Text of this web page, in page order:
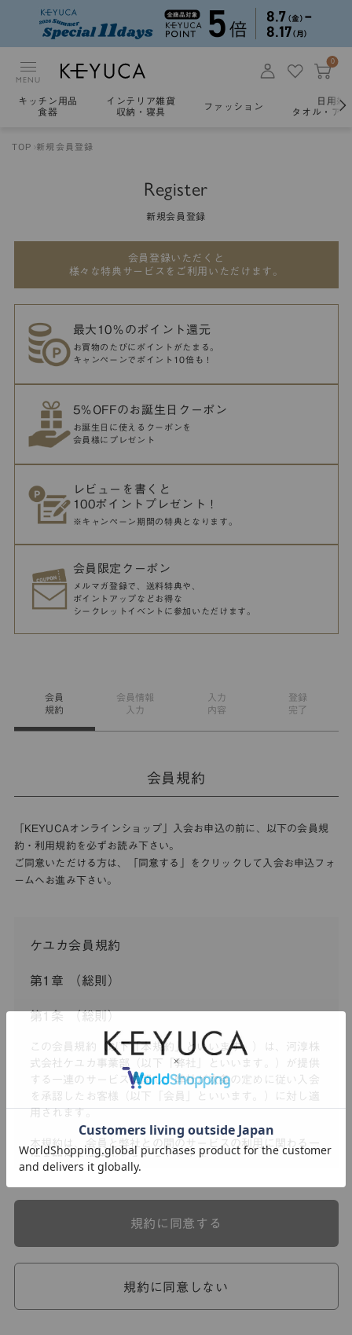
MENU
0
キッチン用品
食器
インテリア雑貨
収納・寝具
ファッション
日用雑
タオル・ア
TOP 新規会員登録
Register
新規会員登録
会員登録いただくと
様々な特典サービスをご利用いただけます。
最大10％のポイント還元
お買物のたびにポイントがたまる。
キャンペーンでポイント10倍も！
5％OFFのお誕生日クーポン
お誕生日に使えるクーポンを
会員様にプレゼント
レビューを書くと
100ポイントプレゼント！
※キャンペーン期間の特典となります。
会員限定クーポン
メルマガ登録で、送料特典や、
ポイントアップなどお得な
シークレットイベントに参加いただけます。
会員
規約
会員情報
入力
入力
内容
登録
完了
会員規約
「KEYUCAオンラインショップ」入会お申込の前に、以下の会員規
約・利用規約を必ずお読み下さい。
ご同意いただける方は、「同意する」をクリックして入会お申込フォ
ームへお進み下さい。
ケユカ会員規約
第1章 （総則）
第1条 （総則）
この会員規約（以下「本規約」といいます。）は、河淳株
式会社ケユカ事業部（以下「弊社」といいます。）が提供
する一連のサービスに関し、弊社が次条の定めに従い入会
を承認したお客様（以下「会員」といいます。）に対し適
用されます。
本規約は、会員と弊社との間のサービスの利用に関わる一
切の関係に適用されるものとします。
弊社が一連のサービスを提供するにあたり、本規約のほ
ら個別規定はその名称のいかんに関わらず、本規約の一部
めが優先されるものとします。
規約に同意しない
規約に同意する